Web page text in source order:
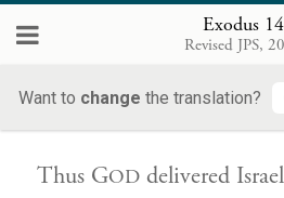
Exodus 14
Revised JPS,
Want to change the translation?
אֶת־יִשְׂרָאֵ֖ל מִיַּ֣ד
Thus GOD delivered